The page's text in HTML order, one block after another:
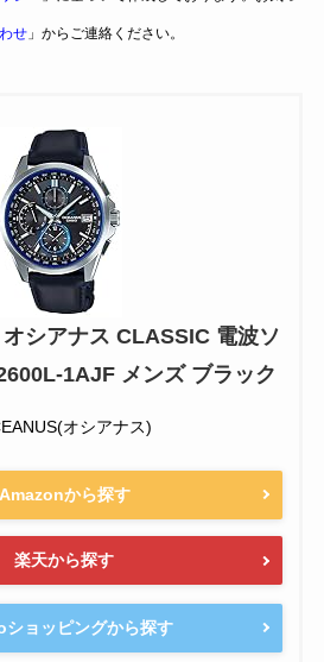
せ」からご連絡ください。
シアナス CLASSIC 電波ソ
1AJF メンズ ブラック
オシアナス)
Amazonから探す
楽天から探す
ショッピングから探す